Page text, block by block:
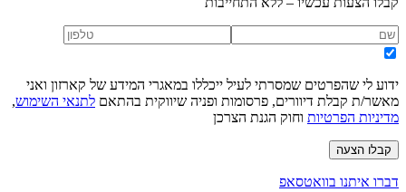
ידוע לי שהפרטים שמסרתי לעיל ייכללו במאגרי המידע של קארזון ואני
מאשר/ת קבלת דיוורים, פרסומות ופניה שיווקית בהתאם לתנאי השימוש,
מדיניות הפרטיות וחוק הגנת הצרכן
קבלו הצעה
דברו איתנו בוואטסאפ